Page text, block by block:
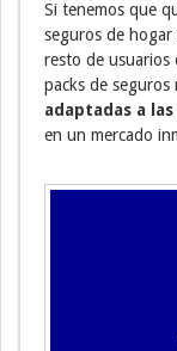
Si tenemos que
seguros de hogar
resto de usuarios
packs de seguros
adaptadas a
en un mercado